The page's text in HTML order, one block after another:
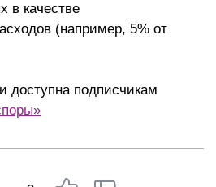
в качестве
(например, 5% от
доступна подписчикам